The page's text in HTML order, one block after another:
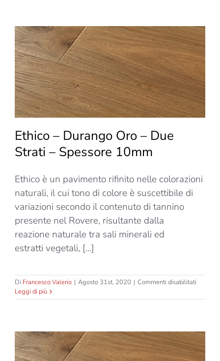
Due
Strati
15mm
Ethico – Durango Oro – Due
Strati – Spessore 10mm
Ethico è un pavimento rifinito nelle colorazioni
naturali, il cui tono di colore è suscettibile di
variazioni secondo il contenuto di tannino
presente nel Rovere, risultante dalla
reazione naturale tra sali minerali ed
estratti vegetali, [...]
Di Francesco Valerio | Agosto 31st, 2020 | Commenti disabilitati
–
Due
Strati
Leggi di più